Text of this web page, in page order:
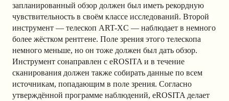
запланированный обзор должен был иметь рекордную
чувствительность в своём классе исследований. Второй
инструмент — телескоп ART-XC — наблюдает в немного
более жёстком рентгене. Поле зрения этого телескопа
немного меньше, но он тоже должен был дать обзор.
Инструмент сонаправлен с eROSITA и в течение
сканирования должен также собирать данные по всем
источникам, попадающим в поле зрения. Согласно
утверждённой программе наблюдений, eROSITA делает